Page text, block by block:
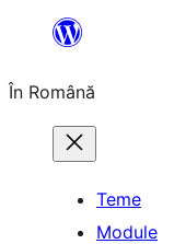
conținut
În Română
Teme
Module